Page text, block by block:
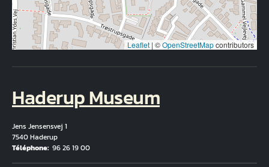
Leaflet | ©OpenStreetMapcontributors
Haderup Museum
Jens Jensensvej 1
7540 Haderup
Téléphone 96 26 19 00